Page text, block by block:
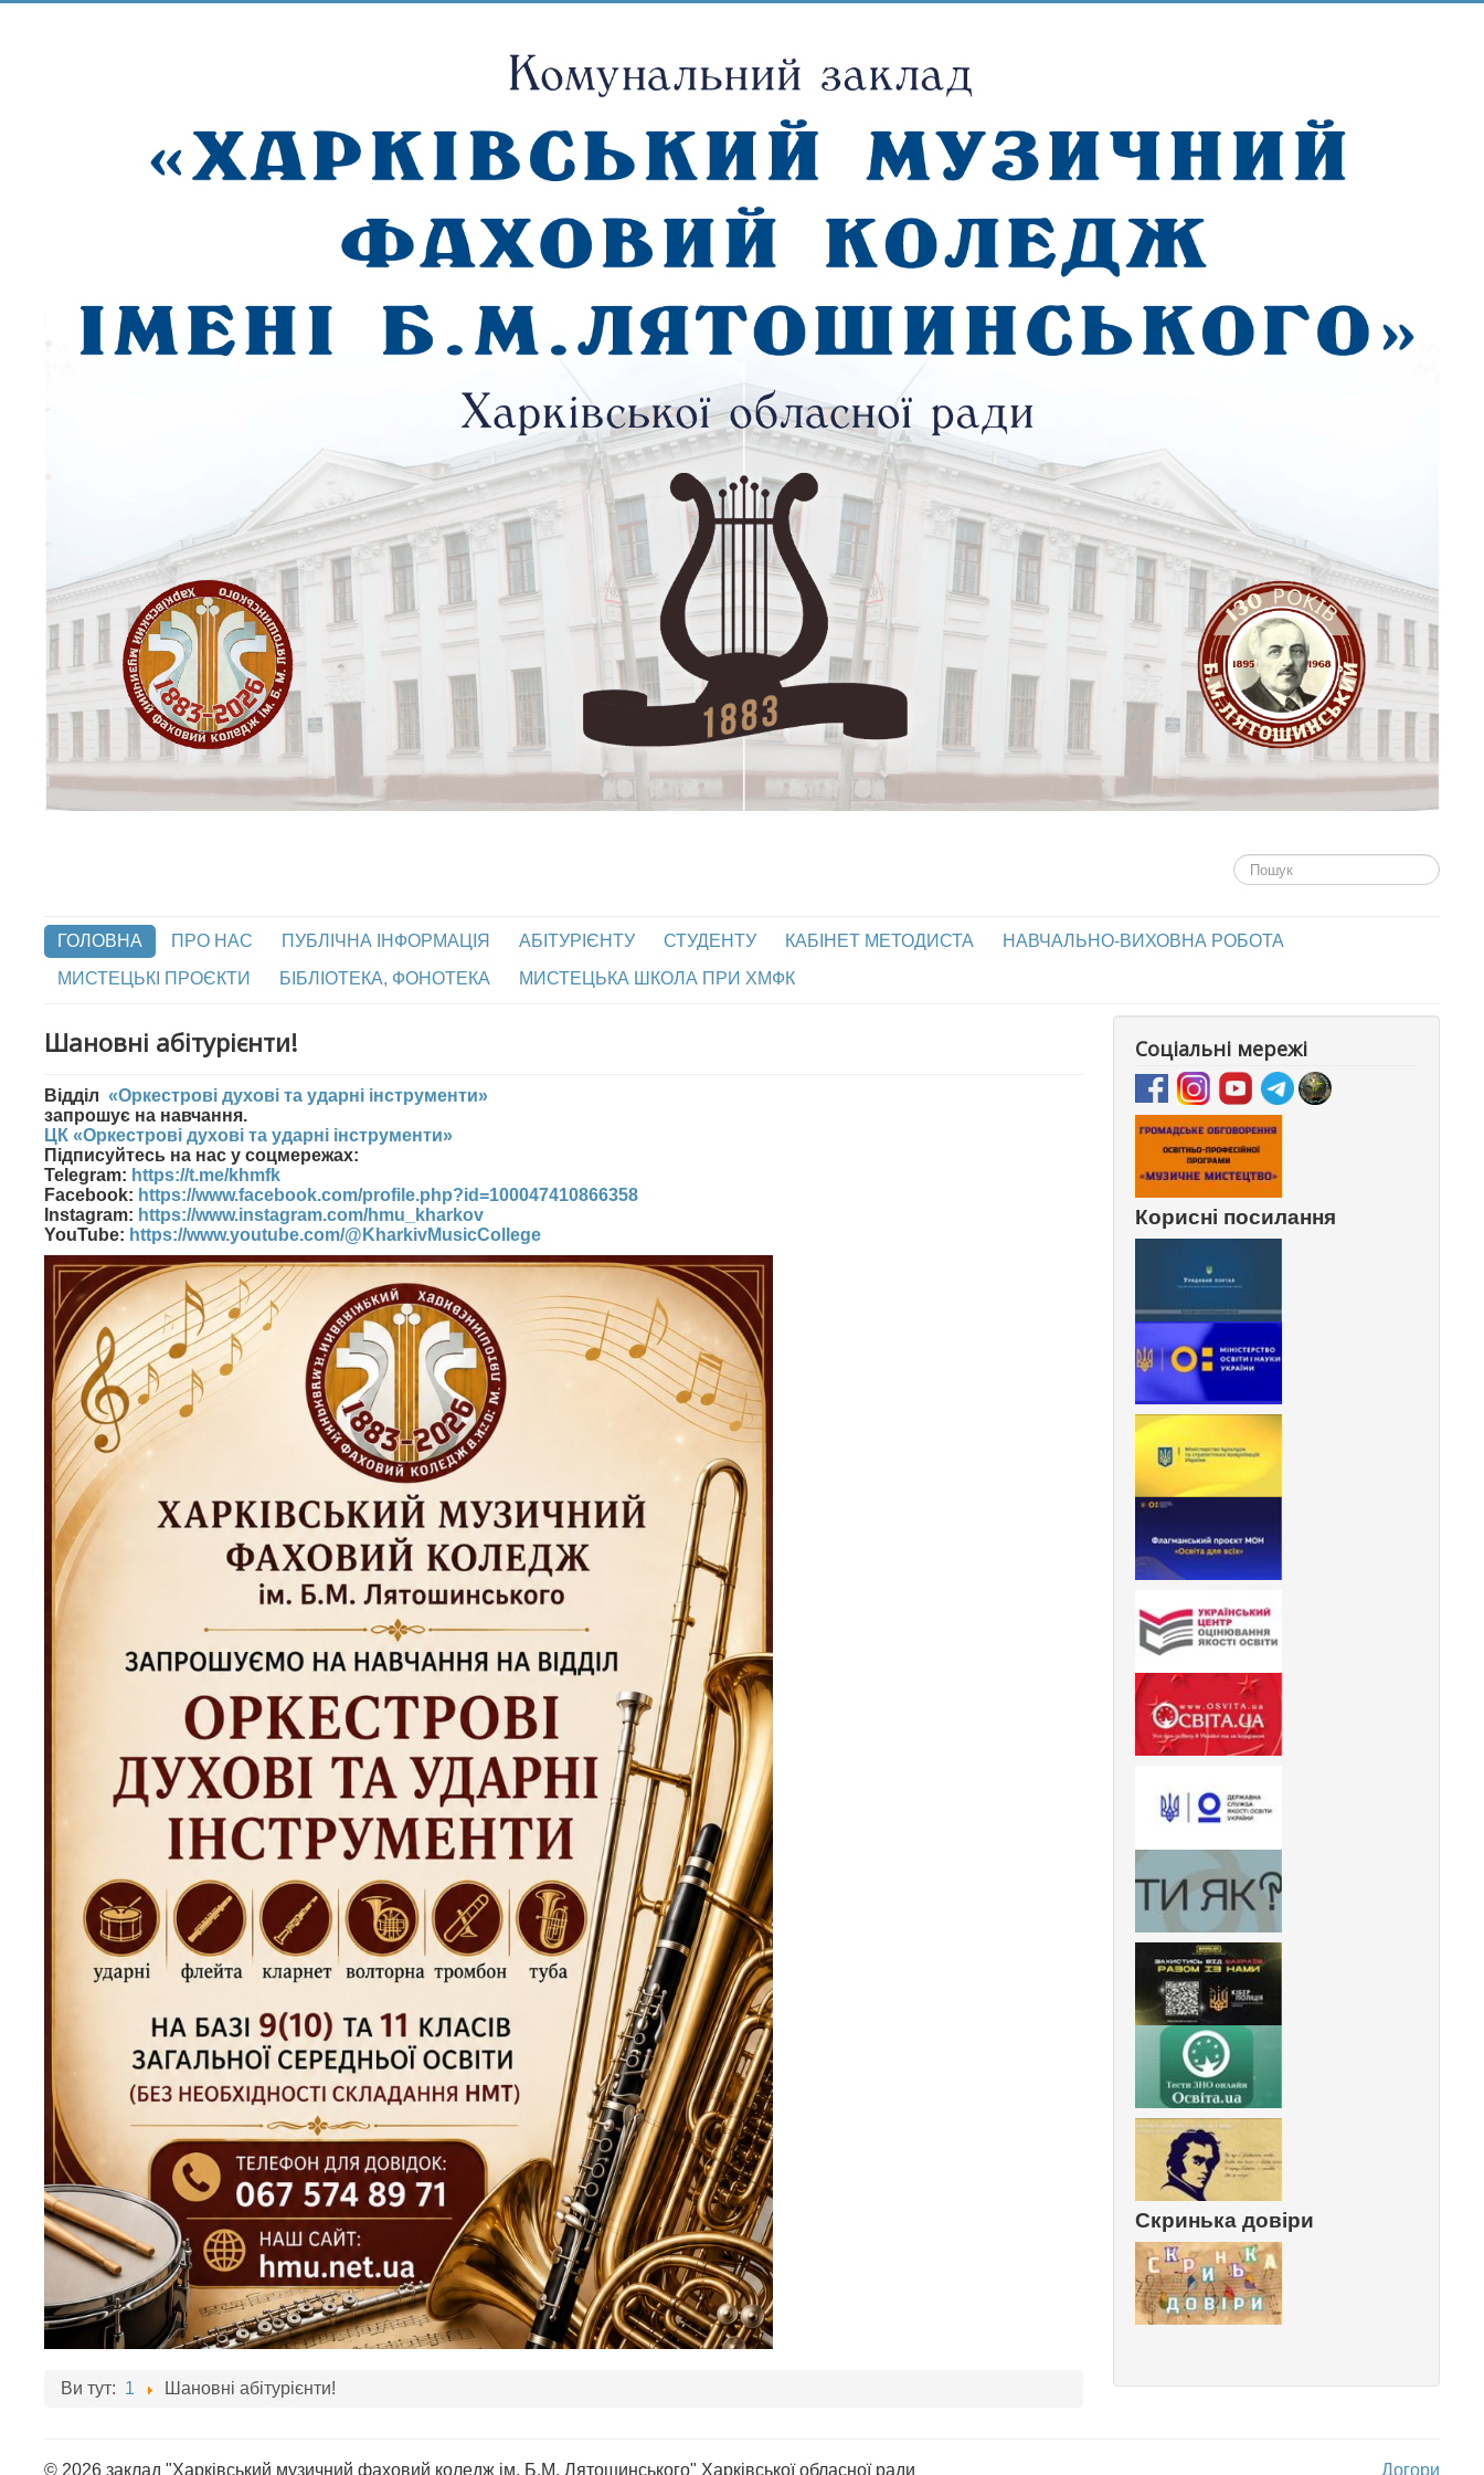
Пошук...
ГОЛОВНА ПРО НАС ПУБЛІЧНА ІНФОРМАЦІЯ АБІТУРІЄНТУ СТУДЕНТУ КАБІНЕТ МЕТОДИСТА
НАВЧАЛЬНО-ВИХОВНА РОБОТА
МИСТЕЦЬКІ ПРОЄКТИ
БІБЛІОТЕКА, ФОНОТЕКА МИСТЕЦЬКА ШКОЛА ПРИ ХМФК
Шановні абітурієнти!
Відділ «Оркестрові духові та ударні інструменти»
запрошує на навчання.
ЦК «Оркестрові духові та ударні інструменти»
Підписуйтесь на нас у соцмережах:
Telegram: https://t.me/khmfk
Facebook: https://www.facebook.com/profile.php?id=100047410866358
Instagram: https://www.instagram.com/hmu_kharkov
YouTube: https://www.youtube.com/@KharkivMusicCollege
Ви тут: 1 Шановні абітурієнти!
Соціальні мережі
Корисні посилання
Скринька довіри
Догори
© 2026 заклад "Харківський музичний фаховий коледж ім. Б.М. Лятошинського" Харківської обласної ради